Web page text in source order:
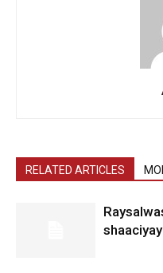
RELATED ARTICLES
shaaciyay